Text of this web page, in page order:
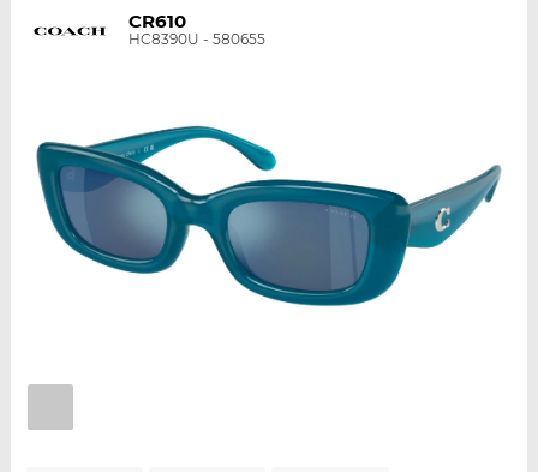
CR610
HC8390U - 580655